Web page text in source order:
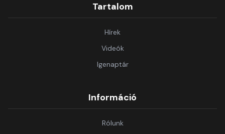
Tartalom
Hírek
Videók
Igenaptár
Információ
Rólunk